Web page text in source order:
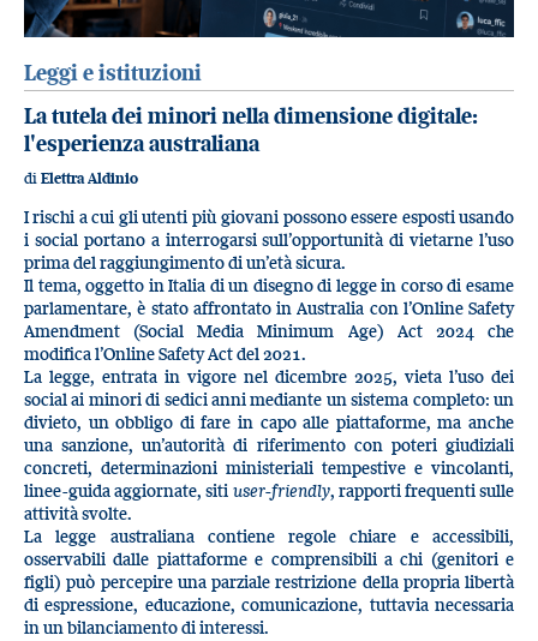
Leggi e istituzioni
La tutela dei minori nella dimensione digitale:
l'esperienza australiana
di Elettra Aldinio
I rischi a cui gli utenti più giovani possono essere esposti usando
i social portano a interrogarsi sull’opportunità di vietarne l’uso
prima del raggiungimento di un’età sicura.
Il tema, oggetto in Italia di un disegno di legge in corso di esame
parlamentare, è stato affrontato in Australia con l’Online Safety
Amendment (Social Media Minimum Age) Act 2024 che
modifica l’Online Safety Act del 2021.
La legge, entrata in vigore nel dicembre 2025, vieta l’uso dei
social ai minori di sedici anni mediante un sistema completo: un
divieto, un obbligo di fare in capo alle piattaforme, ma anche
una sanzione, un’autorità di riferimento con poteri giudiziali
concreti, determinazioni ministeriali tempestive e vincolanti,
linee-guida aggiornate, siti user-friendly, rapporti frequenti sulle
attività svolte.
La legge australiana contiene regole chiare e accessibili,
osservabili dalle piattaforme e comprensibili a chi (genitori e
figli) può percepire una parziale restrizione della propria libertà
di espressione, educazione, comunicazione, tuttavia necessaria
in un bilanciamento di interessi.